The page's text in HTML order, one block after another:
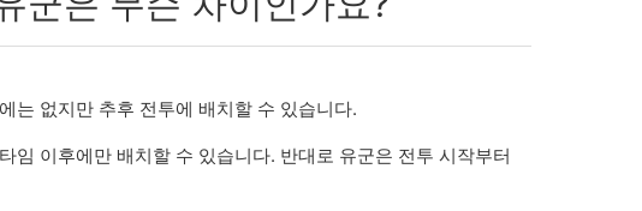
는 없지만 추후 전투에 배치할 수 있습니다.
임 이후에만 배치할 수 있습니다. 반대로 유군은 전투 시작부터